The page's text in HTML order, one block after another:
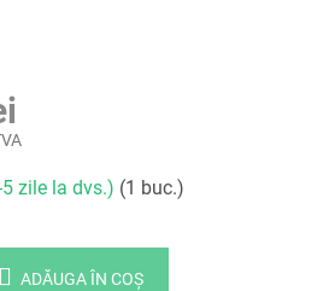
zile la dvs.) (1 buc.)
ADĂUGA ÎN COŞ